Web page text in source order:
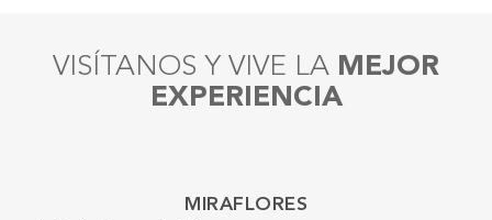
VISÍTANOS Y VIVE LA MEJOR
EXPERIENCIA
MIRAFLORES